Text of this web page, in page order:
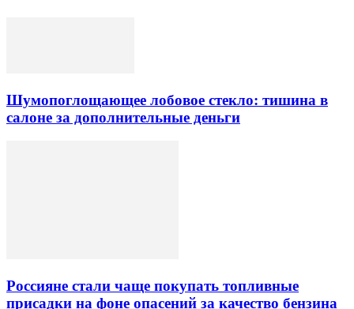
Шумопоглощающее лобовое стекло: тишина в
салоне за дополнительные деньги
Россияне стали чаще покупать топливные
присадки на фоне опасений за качество бензина